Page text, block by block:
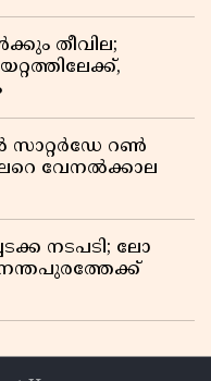
തീവില;
സാറ്റർഡേ റൺ
വേനൽക്കാല
നടപടി; ലോ